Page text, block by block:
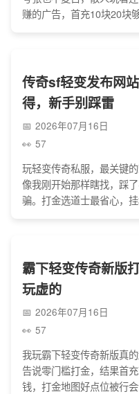
赚的广告，首充10块20块
传奇sf轻变发布网
得，新手别踩雷
2026年07月16日
57
玩轻变传奇私服，最关键
像我刚开始那样瞎找，踩
骗。打金选道士最省心，
霸下轻变传奇新版
玩虚的
2026年07月16日
57
我玩霸下轻变传奇新版真
告说零门槛打金，结果首
钱，打金地图好点位被行